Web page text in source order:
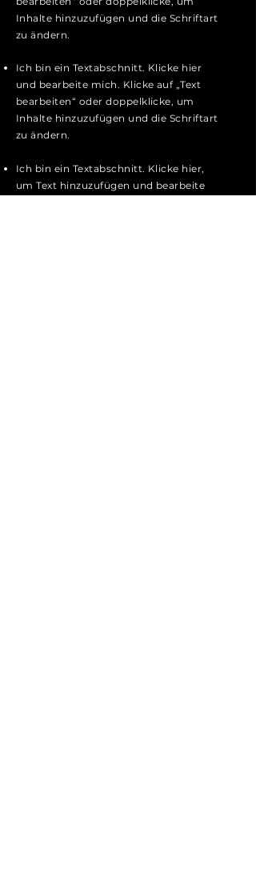
Inhalte hinzuzufügen und die Schriftart
zu ändern.
Ich bin ein Textabschnitt. Klicke hier
und bearbeite mich. Klicke auf „Text
bearbeiten“ oder doppelklicke, um
Inhalte hinzuzufügen und die Schriftart
zu ändern.
Ich bin ein Textabschnitt. Klicke hier,
um Text hinzuzufügen und bearbeite